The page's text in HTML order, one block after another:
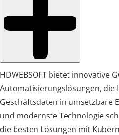
HDWEBSOFT bietet innovative
Automatisierungslösungen, die
Geschäftsdaten in umsetzbare
und modernste Technologie
die besten Lösungen mit